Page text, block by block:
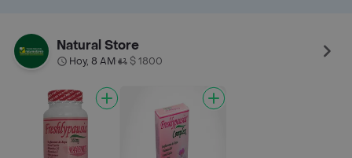
Natural Store
Hoy, 8 AM• $ 1800